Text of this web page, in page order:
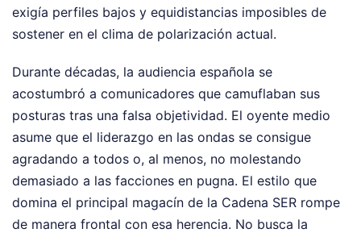
exigía perfiles bajos y equidistancias imposibles de
sostener en el clima de polarización actual.
Durante décadas, la audiencia española se
acostumbró a comunicadores que camuflaban sus
posturas tras una falsa objetividad. El oyente medio
asume que el liderazgo en las ondas se consigue
agradando a todos o, al menos, no molestando
demasiado a las facciones en pugna. El estilo que
domina el principal magacín de la Cadena SER rompe
de manera frontal con esa herencia. No busca la